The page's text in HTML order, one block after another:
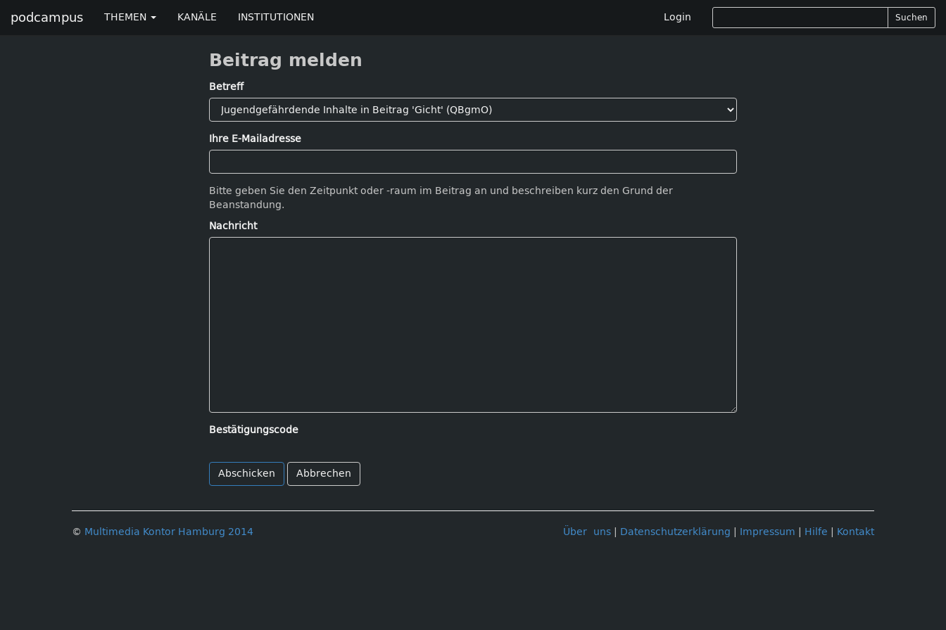
podcampus THEMEN KANÄLE INSTITUTIONEN Login Suchen
Beitrag melden
Betreff
Ihre E-Mailadresse
Bitte geben Sie den Zeitpunkt oder -raum im Beitrag an und beschreiben kurz den Grund der
Beanstandung.
Nachricht
Bestätigungscode
Abbrechen
Über uns Datenschutzerklärung Impressum Hilfe Kontakt
© Multimedia Kontor Hamburg 2014